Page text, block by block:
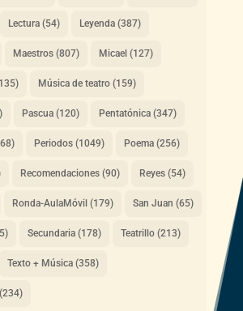
Lectura(54) Leyenda(387)
Maestros(807) Micael(127)
Música de teatro(159)
Pascua(120) Pentatónica(347)
Periodos(1049) Poema(256)
Recomendaciones(90) Reyes(54)
Ronda-AulaMóvil(179) San Juan (65)
Secundaria(178) Teatrillo(213)
Texto + Música(358)